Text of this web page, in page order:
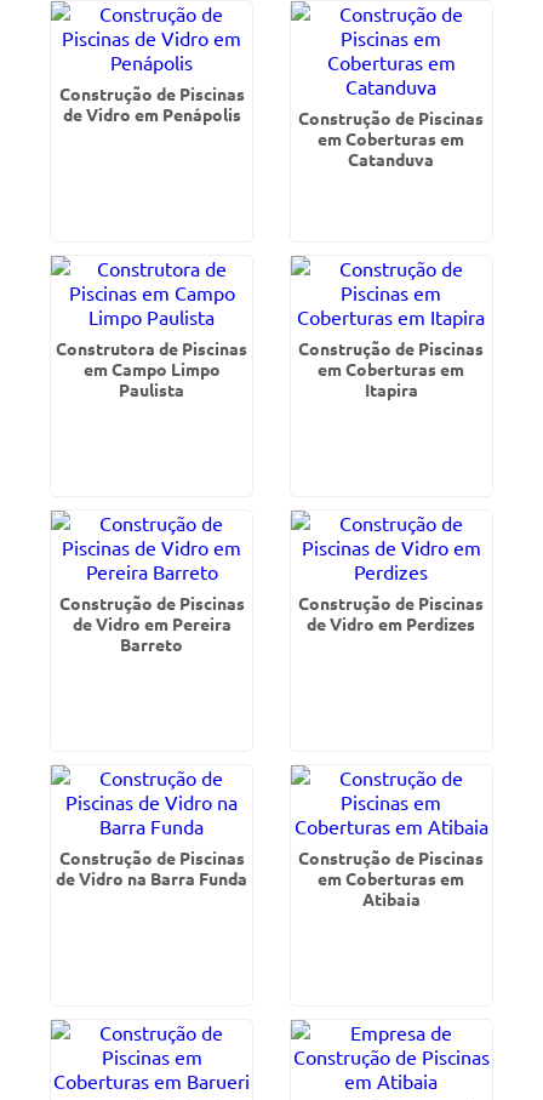
Construção de Piscinas
de Vidro em Penápolis
Construção de Piscinas
em Coberturas em
Catanduva
Construtora de Piscinas
em Campo Limpo
Paulista
Construção de Piscinas
em Coberturas em
Itapira
Construção de Piscinas
de Vidro em Pereira
Barreto
Construção de Piscinas
de Vidro em Perdizes
Construção de Piscinas
de Vidro na Barra Funda
Construção de Piscinas
em Coberturas em
Atibaia